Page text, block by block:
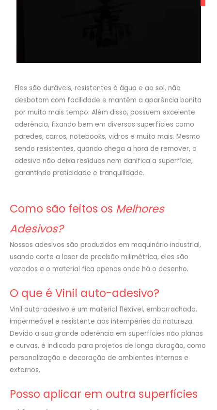
Eles são duráveis, resistentes à água e ao sol, não
desbotam com facilidade e mantêm a aparência bonita
por muito mais tempo. Além disso, possuem excelente
aderência, fixando bem em diversas superfícies como
paredes, carros, notebooks, vidros e muito mais. Mesmo
sendo resistentes, quando chega a hora de remover, o
adesivo não deixa resíduos nem danifica a superfície,
garantindo praticidade e tranquilidade.
Como são feitos os Melhores
Adesivos?
Nossos adesivos são produzidos em maquinário industrial,
usando corte a laser de precisão milimétrica, eles são
vazados e o material fica apenas onde há o desenho.
O que é Vinil auto-adesivo?
Vinil auto-adesivo é um material flexível, emborrachado,
impermeável e resistente aos intempéries da natureza.
Devido a sua grande aderência em superfícies não planas
e curvas, é indicado para projetos de longa duração, como
personalização e decoração de ambientes internos e
externos.
Posso aplicar em outra superfícies